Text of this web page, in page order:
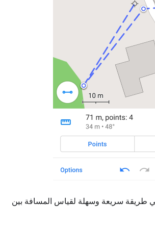
طريقة سريعة وسهلة لقياس المسافة بين